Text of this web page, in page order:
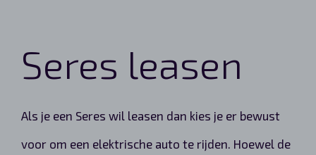
Seres leasen
Als je een Seres wil leasen dan kies je er bewust
voor om een elektrische auto te rijden. Hoewel de